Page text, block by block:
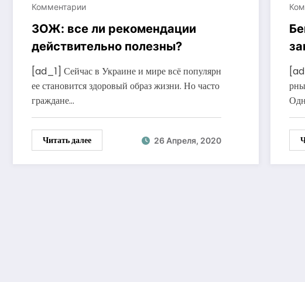
Комментарии
ЗОЖ: все ли рекомендации
действительно полезны?
[ad_1] Сейчас в Украине и мире всё популярн
ее становится здоровый образ жизни. Но часто
граждане…
Читать далее 26 Апреля, 2020